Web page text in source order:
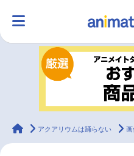
ランキング
ラジオ
animateTimes
アクアリウムは踊らない 画